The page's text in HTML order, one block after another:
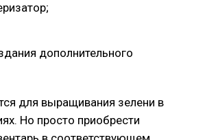
дополнительного
для выращивания зелени в
Но просто приобрести